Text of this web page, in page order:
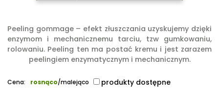
Peeling gommage – efekt złuszczania uzyskujemy dzięki
enzymom i mechanicznemu tarciu, tzw gumkowaniu,
rolowaniu. Peeling ten ma postać kremu i jest zarazem
peelingiem enzymatycznym i mechanicznym.
Cena: rosnąco/malejąco produkty dostępne